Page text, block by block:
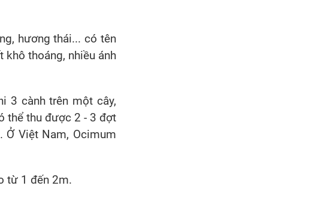
hương thái... có tên
thoáng, nhiều ánh
3 cành trên một cây,
thể thu được 2 - 3 đợt
Việt Nam, Ocimum
từ 1 đến 2m.